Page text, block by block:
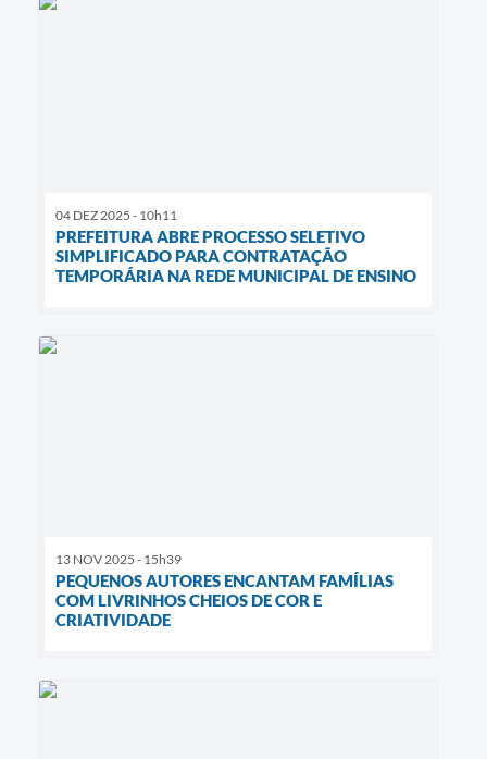
04 DEZ 2025 - 10h11
PREFEITURA ABRE PROCESSO SELETIVO
SIMPLIFICADO PARA CONTRATAÇÃO
TEMPORÁRIA NA REDE MUNICIPAL DE ENSINO
13 NOV 2025 - 15h39
PEQUENOS AUTORES ENCANTAM FAMÍLIAS
COM LIVRINHOS CHEIOS DE COR E
CRIATIVIDADE